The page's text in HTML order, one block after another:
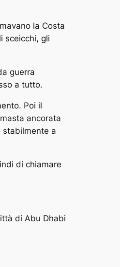
la Costa
sceicchi, gli
guerra
a tutto.
Poi il
ancorata
stabilmente a
di chiamare
di Abu Dhabi